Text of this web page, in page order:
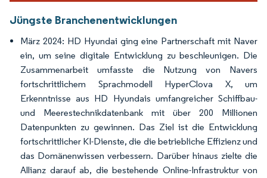
Jüngste Branchenentwicklungen
März 2024: HD Hyundai ging eine Partnerschaft mit Naver
ein, um seine digitale Entwicklung zu beschleunigen. Die
Zusammenarbeit umfasste die Nutzung von Navers
fortschrittlichem Sprachmodell HyperClova X, um
Erkenntnisse aus HD Hyundais umfangreicher Schiffbau-
und Meerestechnikdatenbank mit über 200 Millionen
Datenpunkten zu gewinnen. Das Ziel ist die Entwicklung
fortschrittlicher KI-Dienste, die die betriebliche Effizienz und
das Domänenwissen verbessern. Darüber hinaus zielte die
Allianz darauf ab, die bestehende Online-Infrastruktur von